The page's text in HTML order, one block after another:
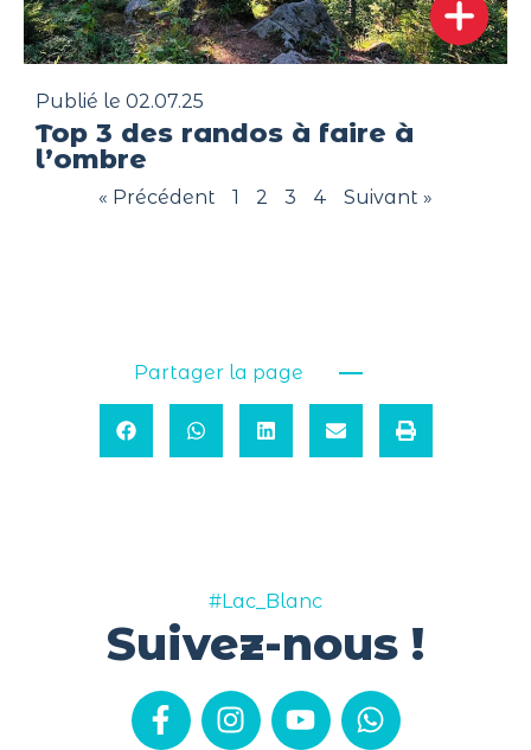
Publié le 02.07.25
Top 3 des randos à faire à
l’ombre
« Précédent 1 2 3 4 Suivant »
Partager la page
#Lac_Blanc
Suivez-nous !